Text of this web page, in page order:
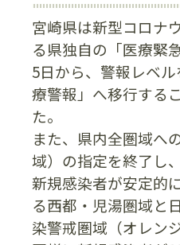
宮崎県は新型コロナ
る県独自の「医療緊
5日から、警報レベ
療警報」へ移行する
た。
また、県内全圏域へ
域）の指定を終了し
新規感染者が安定的
る西都・児湯圏域と
染警戒圏域（オレン